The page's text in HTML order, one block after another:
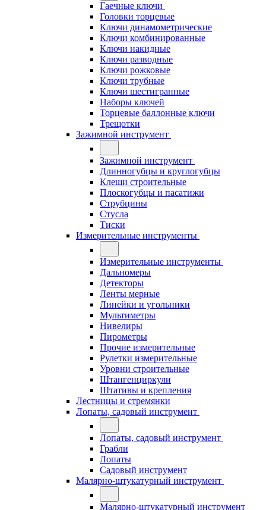
Гаечные ключи
Головки торцевые
Ключи динамометрические
Ключи комбинированные
Ключи накидные
Ключи разводные
Ключи рожковые
Ключи трубные
Ключи шестигранные
Наборы ключей
Торцевые баллонные ключи
Трещотки
Зажимной инструмент
Зажимной инструмент
Длинногубцы и круглогубцы
Клещи строительные
Плоскогубцы и пасатижи
Струбцины
Стусла
Тиски
Измерительные инструменты
Измерительные инструменты
Дальномеры
Детекторы
Ленты мерные
Линейки и угольники
Мультиметры
Нивелиры
Пирометры
Прочие измерительные
Рулетки измерительные
Уровни строительные
Штангенциркули
Штативы и крепления
Лестницы и стремянки
Лопаты, садовый инструмент
Лопаты, садовый инструмент
Грабли
Лопаты
Садовый инструмент
Малярно-штукатурный инструмент
Малярно-штукатурный инструмент